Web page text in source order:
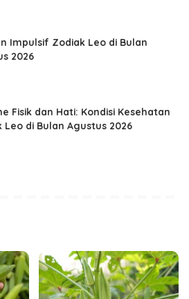
Impulsif Zodiak Leo di Bulan
2026
Fisik dan Hati: Kondisi Kesehatan
Leo di Bulan Agustus 2026